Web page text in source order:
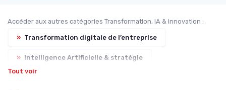
Accéder aux autres catégories Transformation, IA & Innovation :
» Transformation digitale de l’entreprise
» Intelligence Artificielle & stratégie
Tout voir